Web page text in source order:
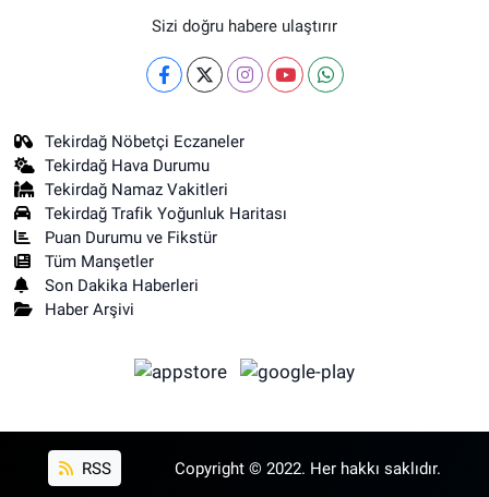
Sizi doğru habere ulaştırır
Tekirdağ Nöbetçi Eczaneler
Tekirdağ Hava Durumu
Tekirdağ Namaz Vakitleri
Tekirdağ Trafik Yoğunluk Haritası
Puan Durumu ve Fikstür
Tüm Manşetler
Son Dakika Haberleri
Haber Arşivi
RSS Copyright © 2022. Her hakkı saklıdır.